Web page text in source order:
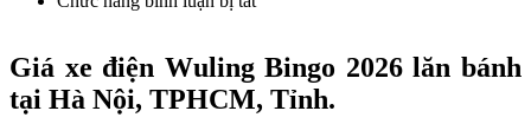
2026
Giá xe điện Wuling Bingo 2026 lăn bánh
tại Hà Nội, TPHCM, Tỉnh.